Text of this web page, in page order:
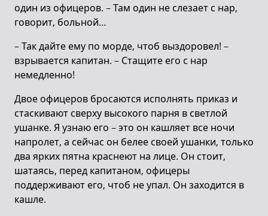
один из офицеров. – Там один не слезает с нар,
говорит, больной…
– Так дайте ему по морде, чтоб выздоровел! –
взрывается капитан. – Стащите его с нар
немедленно!
Двое офицеров бросаются исполнять приказ и
стаскивают сверху высокого парня в светлой
ушанке. Я узнаю его – это он кашляет все ночи
напролет, а сейчас он белее своей ушанки, только
два ярких пятна краснеют на лице. Он стоит,
шатаясь, перед капитаном, офицеры
поддерживают его, чтоб не упал. Он заходится в
кашле.